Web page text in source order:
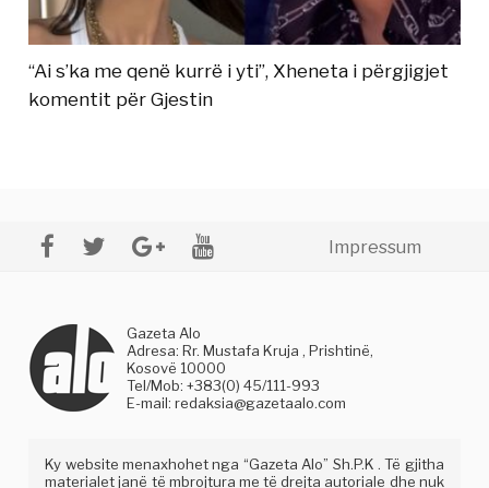
“Ai s’ka me qenë kurrë i yti”, Xheneta i përgjigjet
komentit për Gjestin
Impressum
Gazeta Alo
Adresa: Rr. Mustafa Kruja , Prishtinë,
Kosovë 10000
Tel/Mob: +383(0) 45/111-993
E-mail:redaksia@gazetaalo.com
Ky website menaxhohet nga “Gazeta Alo” Sh.P.K . Të gjitha
materialet janë të mbrojtura me të drejta autoriale dhe nuk